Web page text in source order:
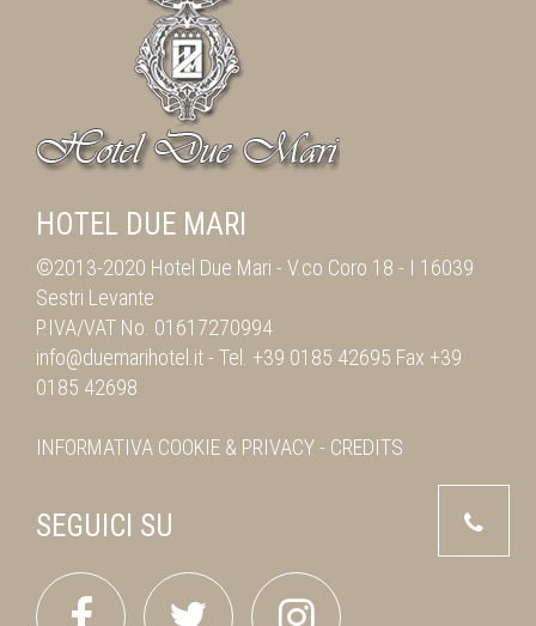
HOTEL DUE MARI
©2013-2020 Hotel Due Mari - V.co Coro 18 - I 16039
Sestri Levante
P.IVA/VAT No. 01617270994
info@duemarihotel.it- Tel. +39 0185 42695 Fax +39
0185 42698
INFORMATIVA COOKIE & PRIVACY- CREDITS
SEGUICI SU